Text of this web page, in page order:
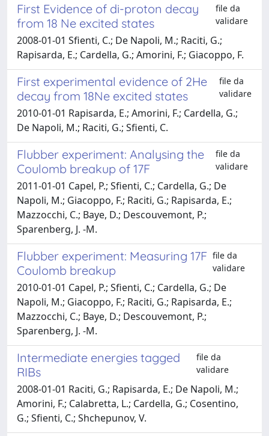
First Evidence of di-proton decay
from 18 Ne excited states
file da
validare
2008-01-01 Sfienti, C.; De Napoli, M.; Raciti, G.;
Rapisarda, E.; Cardella, G.; Amorini, F.; Giacoppo, F.
First experimental evidence of 2He
decay from 18Ne excited states
file da
validare
2010-01-01 Rapisarda, E.; Amorini, F.; Cardella, G.;
De Napoli, M.; Raciti, G.; Sfienti, C.
Flubber experiment: Analysing the
Coulomb breakup of 17F
file da
validare
2011-01-01 Capel, P.; Sfienti, C.; Cardella, G.; De
Napoli, M.; Giacoppo, F.; Raciti, G.; Rapisarda, E.;
Mazzocchi, C.; Baye, D.; Descouvemont, P.;
Sparenberg, J. -M.
Flubber experiment: Measuring 17F
Coulomb breakup
file da
validare
2010-01-01 Capel, P.; Sfienti, C.; Cardella, G.; De
Napoli, M.; Giacoppo, F.; Raciti, G.; Rapisarda, E.;
Mazzocchi, C.; Baye, D.; Descouvemont, P.;
Sparenberg, J. -M.
Intermediate energies tagged
RIBs
file da
validare
2008-01-01 Raciti, G.; Rapisarda, E.; De Napoli, M.;
Amorini, F.; Calabretta, L.; Cardella, G.; Cosentino,
G.; Sfienti, C.; Shchepunov, V.